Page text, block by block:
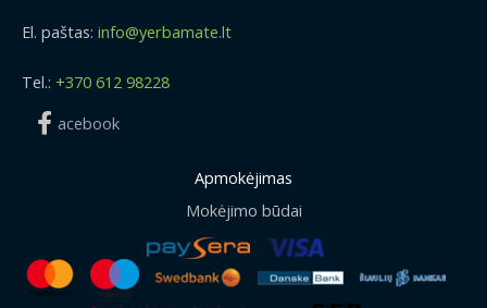
El. paštas: info@yerbamate.lt
Tel.: +370 612 98228
acebook
Apmokėjimas
Mokėjimo būdai